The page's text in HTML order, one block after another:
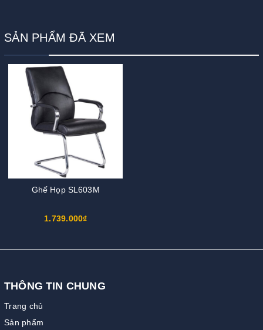
SẢN PHẨM ĐÃ XEM
Ghế Họp SL603M
1.739.000₫
THÔNG TIN CHUNG
Trang chủ
Sản phẩm